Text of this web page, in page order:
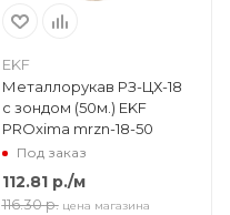
EKF
Металлорукав РЗ-ЦХ-18
с зондом (50м.) EKF
PROxima mrzn-18-50
Под заказ
112.81р./м
116.30 р. цена магазина